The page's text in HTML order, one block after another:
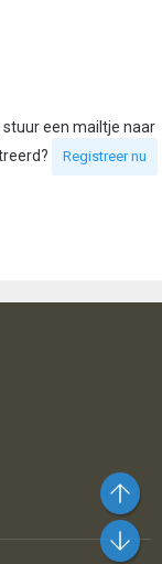
een mailtje naar
Registreer nu